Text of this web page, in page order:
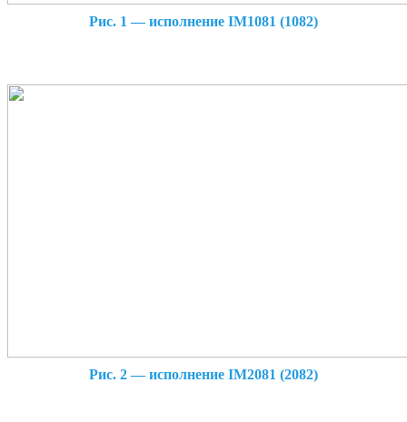
Рис. 1 — исполнение IM1081 (1082)
Рис. 2 — исполнение IM2081 (2082)